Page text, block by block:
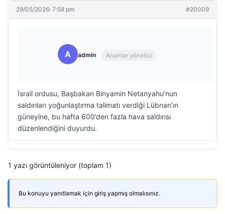
29/05/2026: 7:58 pm #20009
A admin Anahtar yönetici
İsrail ordusu, Başbakan Binyamin Netanyahu’nun
saldırıları yoğunlaştırma talimatı verdiği Lübnan’ın
güneyine, bu hafta 600’den fazla hava saldırısı
düzenlendiğini duyurdu.
1 yazı görüntüleniyor (toplam 1)
Bu konuyu yanıtlamak için giriş yapmış olmalısınız.